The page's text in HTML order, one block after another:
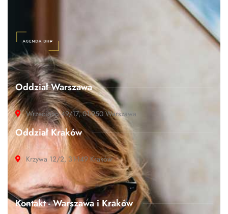
Oddział Warszawa
Wrzeciono 49/17, 01-950 Warszawa
Oddział Kraków
Krzywa 12/2, 31-149 Kraków
Kontakt - Warszawa i Kraków